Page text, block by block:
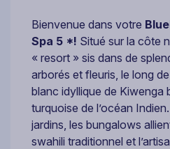
Bienvenue dans votre
Spa 5 *! Situé sur la côte
« resort » sis dans de
arborés et fleuris, le long
blanc idyllique de Kiwenga
turquoise de l’océan
jardins, les bungalows
swahili traditionnel et